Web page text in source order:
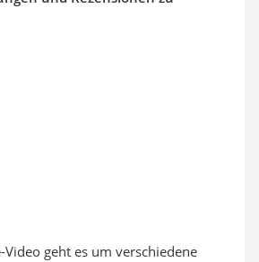
geht es um verschiedene